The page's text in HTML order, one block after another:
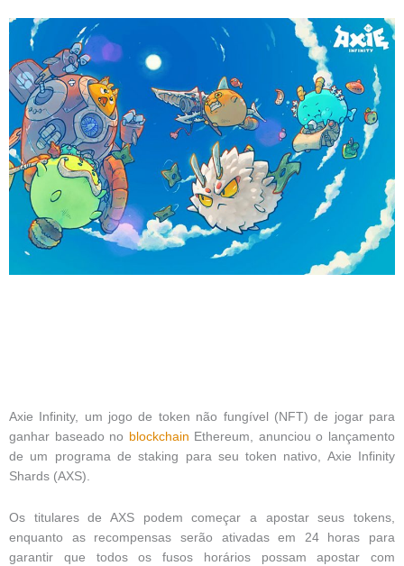
Axie Infinity, um jogo de token não fungível (NFT) de jogar para
ganhar baseado no blockchain Ethereum, anunciou o lançamento
de um programa de staking para seu token nativo, Axie Infinity
Shards (AXS).
Os titulares de AXS podem começar a apostar seus tokens,
enquanto as recompensas serão ativadas em 24 horas para
garantir que todos os fusos horários possam apostar com